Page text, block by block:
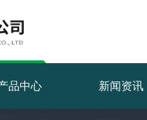
品中心 新闻资讯